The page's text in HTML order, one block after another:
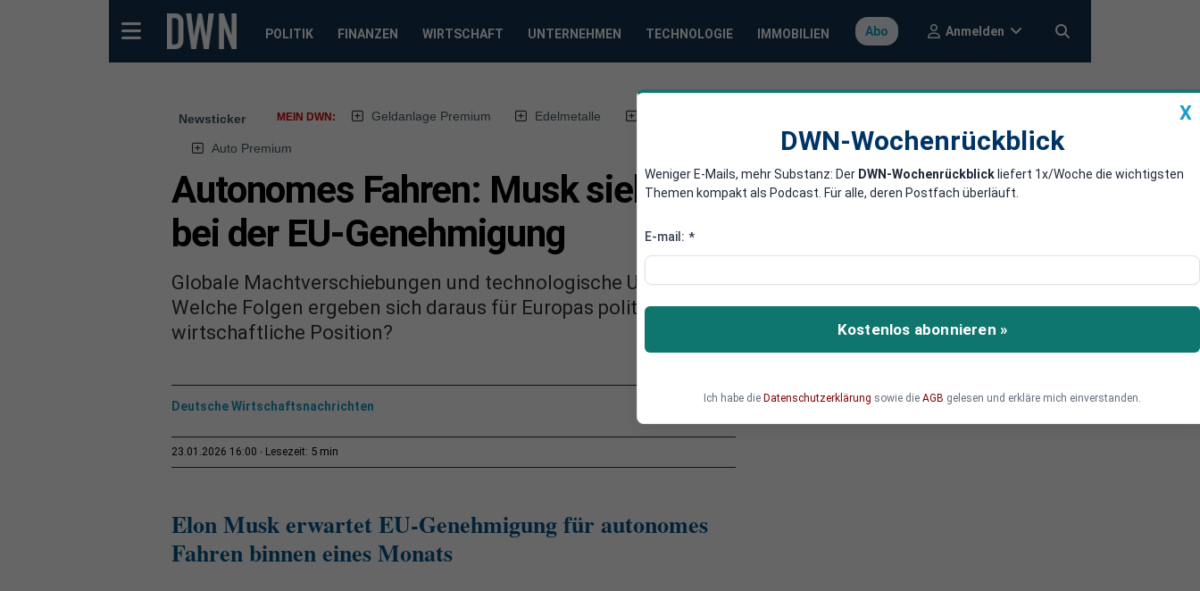
POLITIK FINANZEN WIRTSCHAFT UNTERNEHMEN TECHNOLOGIE IMMOBILIEN Abo Anmelden
Newsticker MEIN DWN: Geldanlage Premium Edelmetalle
Auto Premium
Autonomes Fahren: Musk sieht zeitnahe Fortschritte
bei der EU-Genehmigung
Globale Machtverschiebungen und technologische Umbrüche verdichten sich derzeit spürbar.
Welche Folgen ergeben sich daraus für Europas politische Handlungsfähigkeit und
wirtschaftliche Position?
Deutsche Wirtschaftsnachrichten
23.01.2026 16:00 Lesezeit: 5 min
Elon Musk erwartet EU-Genehmigung für autonomes
Fahren binnen eines Monats
X
DWN-Wochenrückblick
Weniger E-Mails, mehr Substanz: Der DWN-Wochenrückblick liefert 1x/Woche die wichtigsten
Themen kompakt als Podcast. Für alle, deren Postfach überläuft.
E-mail: *
Kostenlos abonnieren »
Ich habe die Datenschutzerklärung sowie die AGB gelesen und erkläre mich einverstanden.